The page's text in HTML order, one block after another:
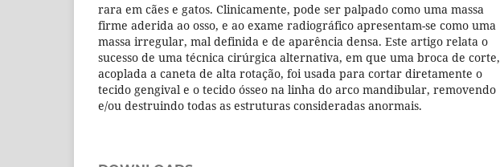
rara em cães e gatos. Clinicamente, pode ser palpado como uma massa
firme aderida ao osso, e ao exame radiográfico apresentam-se como uma
massa irregular, mal definida e de aparência densa. Este artigo relata o
sucesso de uma técnica cirúrgica alternativa, em que uma broca de corte,
acoplada a caneta de alta rotação, foi usada para cortar diretamente o
tecido gengival e o tecido ósseo na linha do arco mandibular, removendo
e/ou destruindo todas as estruturas consideradas anormais.